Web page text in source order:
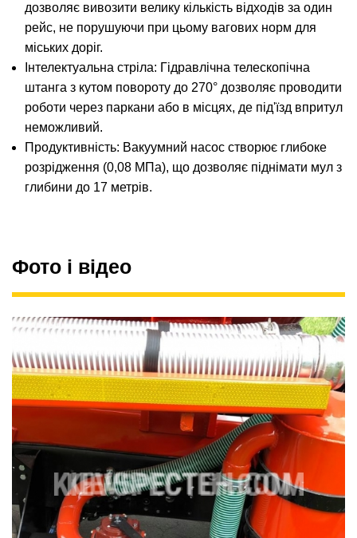
дозволяє вивозити велику кількість відходів за один
рейс, не порушуючи при цьому вагових норм для
міських доріг.
Інтелектуальна стріла: Гідравлічна телескопічна
штанга з кутом повороту до 270° дозволяє проводити
роботи через паркани або в місцях, де під'їзд впритул
неможливий.
Продуктивність: Вакуумний насос створює глибоке
розрідження (0,08 МПа), що дозволяє піднімати мул з
глибини до 17 метрів.
Фото і відео